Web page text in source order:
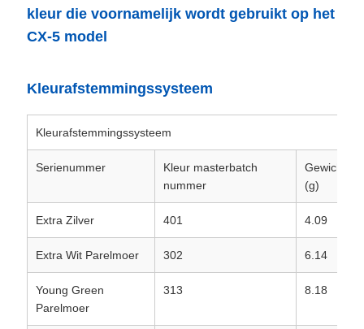
kleur die voornamelijk wordt gebruikt op het
CX-5 model
Kleurafstemmingssysteem
Kleurafstemmingssysteem
Serienummer
Kleur masterbatch
nummer
Gewicht
(g)
Extra Zilver 401 4.09
Extra Wit Parelmoer 302 6.14
Young Green
Parelmoer
313 8.18